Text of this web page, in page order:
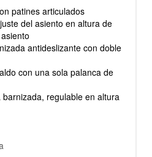
patines articulados
del asiento en altura de
antideslizante con doble
con una sola palanca de
regulable en altura